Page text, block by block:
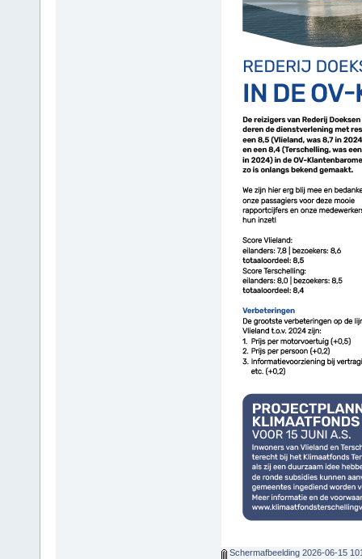
Schermafbeelding 2026-06-15